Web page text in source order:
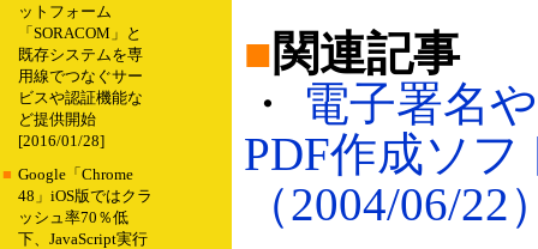
ットフォーム
「SORACOM」と
既存システムを専
用線でつなぐサー
ビスや認証機能な
ど提供開始
[2016/01/28]
■ Google「Chrome
48」iOS版ではクラ
ッシュ率70％低
下、JavaScript実行
■関連記事
・ 電子署名
PDF作成ソフ
（2004/06/22